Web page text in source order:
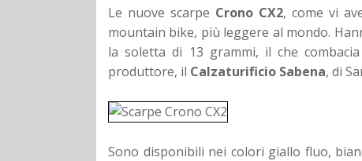
Le nuove scarpe Crono CX2, come vi
mountain bike, più leggere al mondo.
la soletta di 13 grammi, il che
produttore, il Calzaturificio Sabena, di
Sono disponibili nei colori giallo fluo,